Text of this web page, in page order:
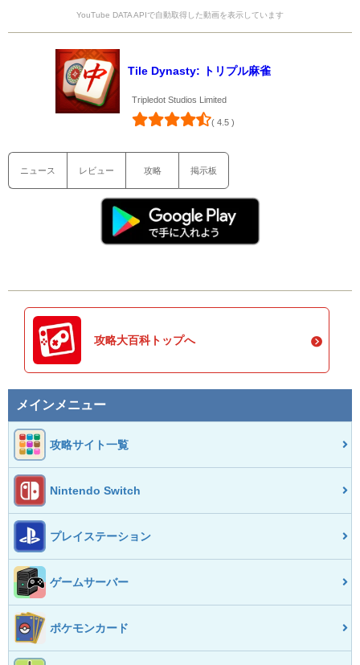
YouTube DATA APIで自動取得した動画を表示しています
Tile Dynasty: トリプル麻雀
Tripledot Studios Limited
( 4.5 )
ニュース レビュー 攻略 掲示板
攻略大百科トップへ
メインメニュー
攻略サイト一覧
Nintendo Switch
プレイステーション
ゲームサーバー
ポケモンカード